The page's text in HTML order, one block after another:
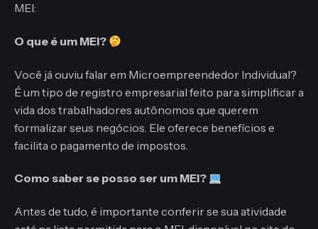
MEI:
O que é um MEI?
Você já ouviu falar em Microempreendedor Individual?
É um tipo de registro empresarial feito para simplificar a
vida dos trabalhadores autônomos que querem
formalizar seus negócios. Ele oferece benefícios e
facilita o pagamento de impostos.
Como saber se posso ser um MEI?
Antes de tudo, é importante conferir se sua atividade